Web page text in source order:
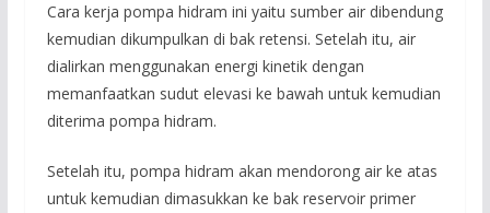
Cara kerja pompa hidram ini yaitu sumber air dibendung
kemudian dikumpulkan di bak retensi. Setelah itu, air
dialirkan menggunakan energi kinetik dengan
memanfaatkan sudut elevasi ke bawah untuk kemudian
diterima pompa hidram.
Setelah itu, pompa hidram akan mendorong air ke atas
untuk kemudian dimasukkan ke bak reservoir primer